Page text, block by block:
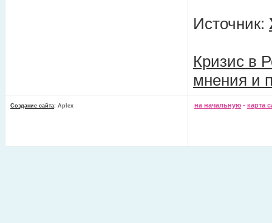
Источник:
Кризис в
мнения и
Создание сайта: Aplex на начальную - карта